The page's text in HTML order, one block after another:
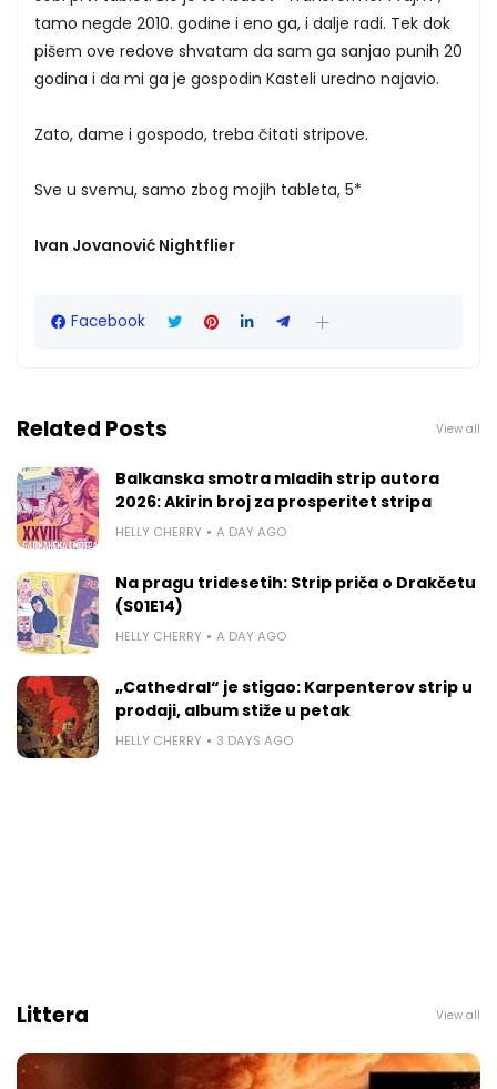
tamo negde 2010. godine i eno ga, i dalje radi. Tek dok
pišem ove redove shvatam da sam ga sanjao punih 20
godina i da mi ga je gospodin Kasteli uredno najavio.
Zato, dame i gospodo, treba čitati stripove.
Sve u svemu, samo zbog mojih tableta, 5*
Ivan Jovanović Nightflier
Facebook
Related Posts View all
Balkanska smotra mladih strip autora
2026: Akirin broj za prosperitet stripa
HELLY CHERRY A DAY AGO
Na pragu tridesetih: Strip priča o Drakčetu
(S01E14)
HELLY CHERRY A DAY AGO
„Cathedral“ je stigao: Karpenterov strip u
prodaji, album stiže u petak
HELLY CHERRY 3 DAYS AGO
Littera View all